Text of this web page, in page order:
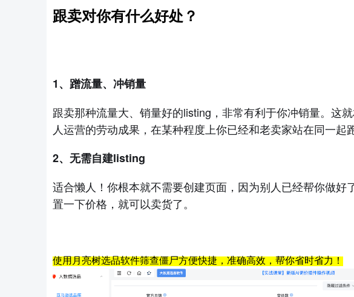
跟卖对你有什么好处 ？
1、 蹭流量、 冲销量
跟卖那种流量大、销量好的listing，非常有利于你冲销量。这
人运营的劳动成果， 在某种程度上你已经和老卖家站在同一起
2、 无需自建listing
适合懒人！ 你根本就不需要创建页面，因为别人已经帮你做好
置一下价格，就可以卖货了。
使用 月亮树选品软件筛查僵尸方便快捷，准确高效 ， 帮你省时省力 ！